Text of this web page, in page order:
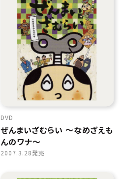
DVD
ぜんまいざむらい 〜なめざえも
んのワナ〜
2007.3.28発売